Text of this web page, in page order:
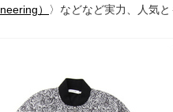
）
〉などなど実力、人気